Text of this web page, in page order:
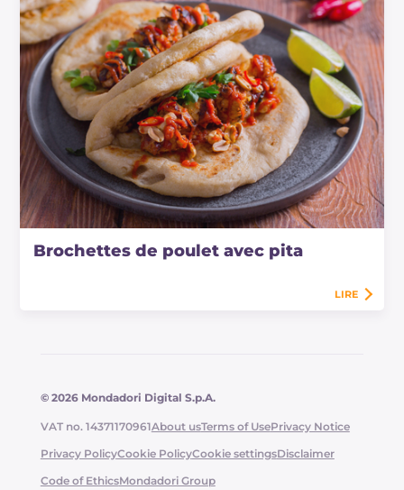
Brochettes de poulet avec pita
LIRE
© 2026 Mondadori Digital S.p.A.
VAT no. 14371170961About usTerms of UsePrivacy Notice
Privacy PolicyCookie PolicyCookie settingsDisclaimer
Code of EthicsMondadori Group